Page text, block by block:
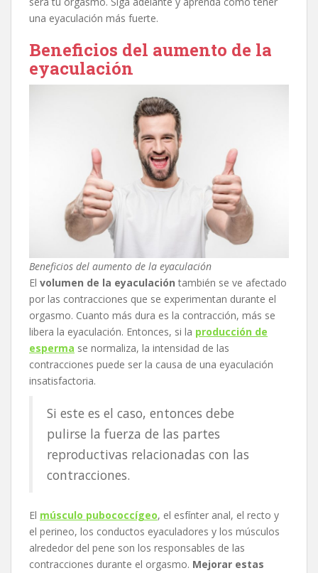
una eyaculación más fuerte.
Beneficios del aumento de la
eyaculación
Beneficios del aumento de la eyaculación
El volumen de la eyaculación también se ve afectado
por las contracciones que se experimentan durante el
orgasmo. Cuanto más dura es la contracción, más se
libera la eyaculación. Entonces, si la producción de
esperma se normaliza, la intensidad de las
contracciones puede ser la causa de una eyaculación
insatisfactoria.
Si este es el caso, entonces debe
pulirse la fuerza de las partes
reproductivas relacionadas con las
contracciones.
El músculo pubococcígeo, el esfínter anal, el recto y
el perineo, los conductos eyaculadores y los músculos
alrededor del pene son los responsables de las
contracciones durante el orgasmo. Mejorar estas